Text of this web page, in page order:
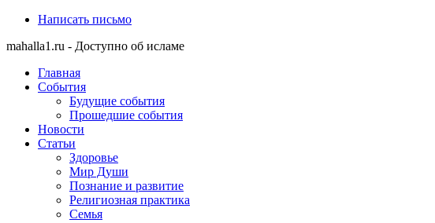
Написать письмо
mahalla1.ru - Доступно об исламе
Главная
События
Будущие события
Прошедшие события
Новости
Статьи
Здоровье
Мир Души
Познание и развитие
Религиозная практика
Семья